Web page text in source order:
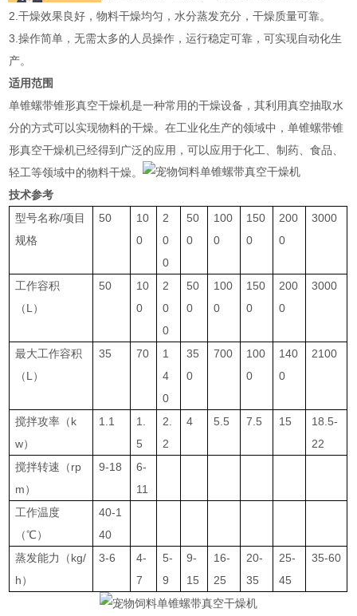
2.干燥效果良好，物料干燥均匀，水分蒸发充分，干燥质量可靠。
3.操作简单，无需太多的人员操作，运行稳定可靠，可实现自动化生
产。
适用范围
单锥螺带锥形真空干燥机是一种常用的干燥设备，其利用真空抽取水
分的方式可以实现物料的干燥。在工业化生产的领域中，单锥螺带锥
形真空干燥机已经得到广泛的应用，可以应用于化工、制药、食品、
轻工等领域中的物料干燥。
技术参考
型号名称/项目
规格
50
10
0
2
0
0
50
0
100
0
150
0
200
0
3000
工作容积
（L）
50
10
0
2
0
0
50
0
100
0
150
0
200
0
3000
最大工作容积
（L）
35 70
1
4
0
35
0
700
100
0
140
0
2100
搅拌攻率（k
w）
1.1
1.
5
2.
2
4 5.5 7.5 15
18.5-
22
搅拌转速（rp
m）
9-18
6-
11
工作温度
（℃）
40-1
40
蒸发能力（kg/
h）
3-6
4-
7
5-
9
9-
15
16-
25
20-
35
25-
45
35-60